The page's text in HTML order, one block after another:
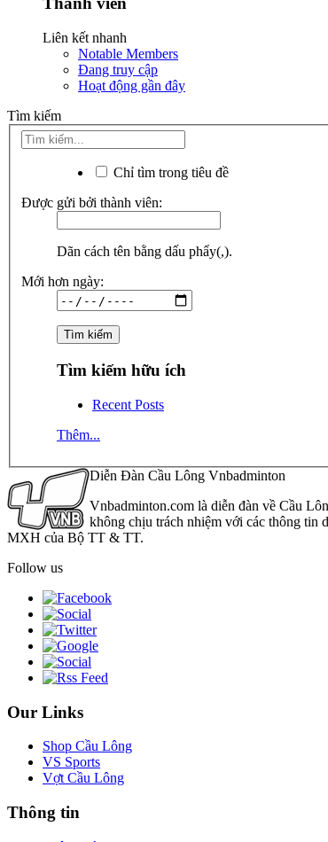
Liên kết nhanh
Notable Members
Đang truy cập
Hoạt động gần đây
Tìm kiếm
Chỉ tìm trong tiêu đề
Được gửi bởi thành viên:
Dãn cách tên bằng dấu phẩy(,).
Mới hơn ngày:
Tìm kiếm hữu ích
Recent Posts
Thêm...
Diễn Đàn Cầu Lông Vnbadminton
Vnbadminton.com là diễn đàn về Cầu
không chịu trách nhiệm với các thông tin
MXH của Bộ TT & TT.
Follow us
Our Links
Shop Cầu Lông
VS Sports
Vợt Cầu Lông
Thông tin